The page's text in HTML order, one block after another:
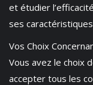
et étudier
ses
Vos Choix
Vous avez le choix
accepter tous les